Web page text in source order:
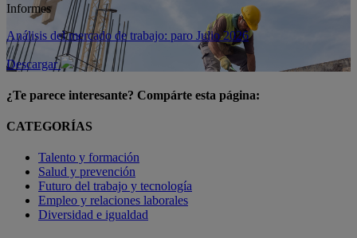
Informes
Análisis del mercado de trabajo: paro Julio 2026
Descargar
¿Te parece interesante? Compárte esta página:
CATEGORÍAS
Talento y formación
Salud y prevención
Futuro del trabajo y tecnología
Empleo y relaciones laborales
Diversidad e igualdad